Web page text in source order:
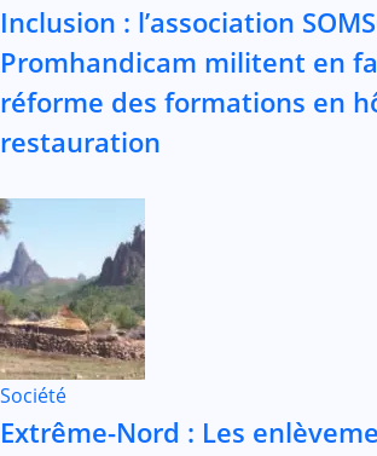
Inclusion : l’association
Promhandicam militent en
réforme des formations en
restauration
Société
Extrême-Nord : Les